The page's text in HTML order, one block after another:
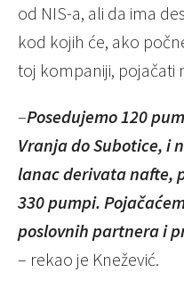
od NIS-a, ali da ima
kod kojih će, ako
toj kompaniji, pojačati
–Posedujemo 120
Vranja do Subotice, i
lanac derivata nafte,
330 pumpi.
poslovnih partnera i
– rekao je Knežević.